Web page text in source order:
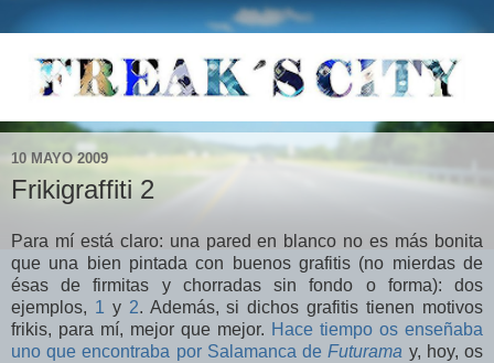
10 MAYO 2009
Frikigraffiti 2
Para mí está claro: una pared en blanco no es más bonita
que una bien pintada con buenos grafitis (no mierdas de
ésas de firmitas y chorradas sin fondo o forma): dos
ejemplos, 1 y 2. Además, si dichos grafitis tienen motivos
frikis, para mí, mejor que mejor. Hace tiempo os enseñaba
uno que encontraba por Salamanca deFuturama y, hoy, os